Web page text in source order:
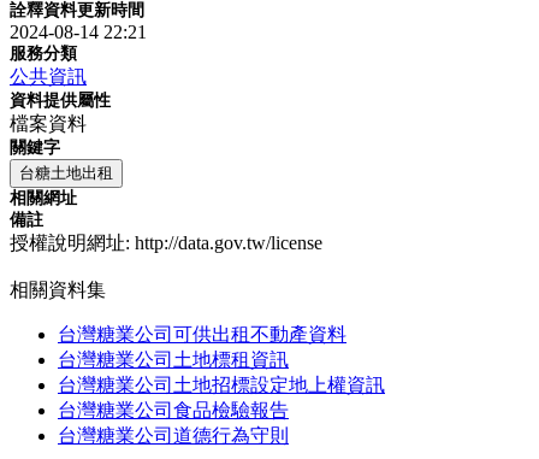
詮釋資料更新時間
2024-08-14 22:21
服務分類
公共資訊
資料提供屬性
檔案資料
關鍵字
台糖土地出租
相關網址
備註
授權說明網址: http://data.gov.tw/license
相關資料集
台灣糖業公司可供出租不動產資料
台灣糖業公司土地標租資訊
台灣糖業公司土地招標設定地上權資訊
台灣糖業公司食品檢驗報告
台灣糖業公司道德行為守則